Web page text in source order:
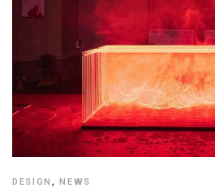
DESIGN ,NEWS